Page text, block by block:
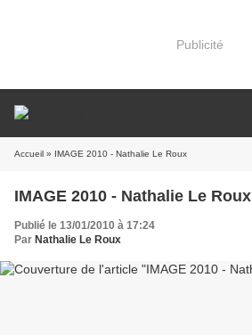
Publicité
Accueil » IMAGE 2010 - Nathalie Le Roux
IMAGE 2010 - Nathalie Le Roux
Publié le 13/01/2010 à 17:24
Par Nathalie Le Roux